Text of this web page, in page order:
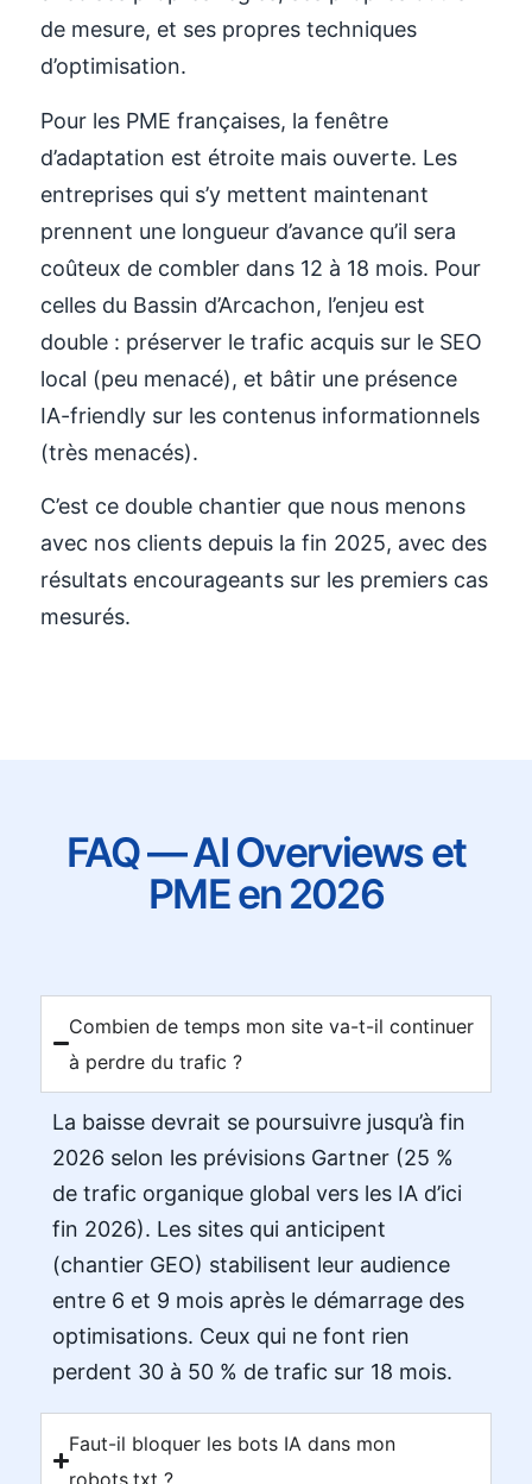
de mesure, et ses propres techniques
d’optimisation.
Pour les PME françaises, la fenêtre
d’adaptation est étroite mais ouverte. Les
entreprises qui s’y mettent maintenant
prennent une longueur d’avance qu’il sera
coûteux de combler dans 12 à 18 mois. Pour
celles du Bassin d’Arcachon, l’enjeu est
double : préserver le trafic acquis sur le SEO
local (peu menacé), et bâtir une présence
IA-friendly sur les contenus informationnels
(très menacés).
C’est ce double chantier que nous menons
avec nos clients depuis la fin 2025, avec des
résultats encourageants sur les premiers cas
mesurés.
FAQ — AI Overviews et
PME en 2026
Combien de temps mon site va-t-il continuer
à perdre du trafic ?
La baisse devrait se poursuivre jusqu’à fin
2026 selon les prévisions Gartner (25 %
de trafic organique global vers les IA d’ici
fin 2026). Les sites qui anticipent
(chantier GEO) stabilisent leur audience
entre 6 et 9 mois après le démarrage des
optimisations. Ceux qui ne font rien
perdent 30 à 50 % de trafic sur 18 mois.
Faut-il bloquer les bots IA dans mon
robots.txt ?